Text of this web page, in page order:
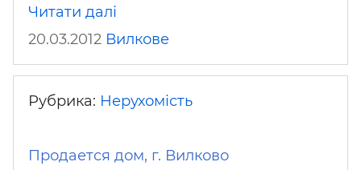
Читати далі
20.03.2012 Вилкове
Рубрика: Нерухомість
Продается дом, г. Вилково